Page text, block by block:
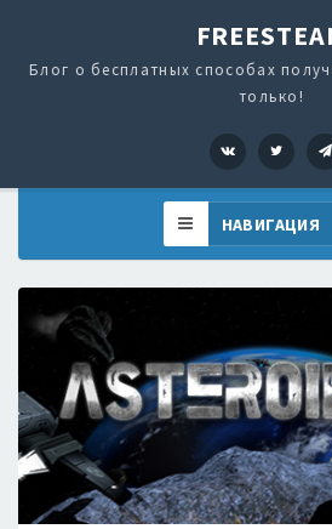
Блог о бесплатных способах
только!
VK